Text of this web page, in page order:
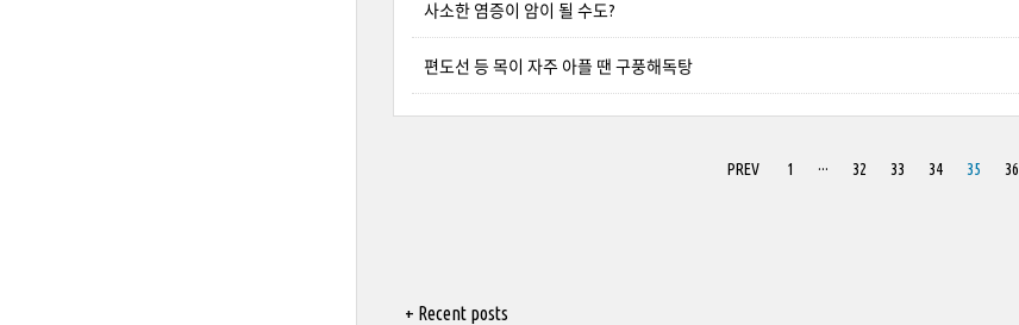
사소한 염증이 암이 될 수도?
편도선 등 목이 자주 아플 땐 구풍해독탕
PREV 1 ··· 32 33 34 35 36
+ Recent posts